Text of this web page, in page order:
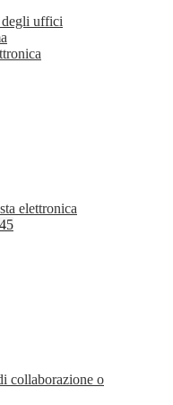
uffici
elettronica
45
collaborazione o